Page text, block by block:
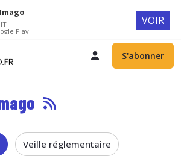
S'abonner
Veille réglementaire
Play
VOIR